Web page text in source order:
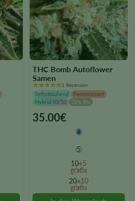
THC Bomb Autoflower
Samen
1 Rezension
Selbstblühend
Femininisiert
Hybrid 50/50
22% thc
35.00€
3
5
10+5
gratis
20+10
gratis
This